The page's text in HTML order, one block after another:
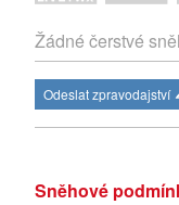
Žádné čerstvé
Odeslat zpravodajství
Sněhové